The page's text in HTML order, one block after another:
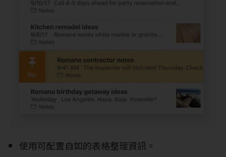
使用可配置自如的表格整理資訊。